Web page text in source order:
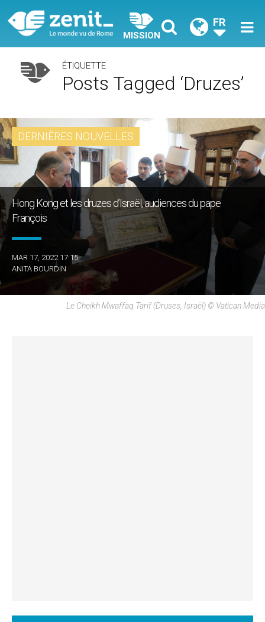
MISSION
FR
ÉTIQUETTE
Posts Tagged ‘Druzes’
DERNIÈRES NOUVELLES
Hong Kong et les druzes d’Israël, audiences du pape
François
MAR 17, 2022 17:15
ANITA BOURDIN
Le Cheikh Mwaffaq Tarif (Druses, Israël) © Vatican Media